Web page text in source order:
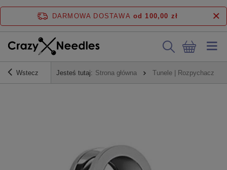
DARMOWA DOSTAWA od 100,00 zł
Wstecz Jesteś tutaj: Strona główna Tunele | Rozpychacze